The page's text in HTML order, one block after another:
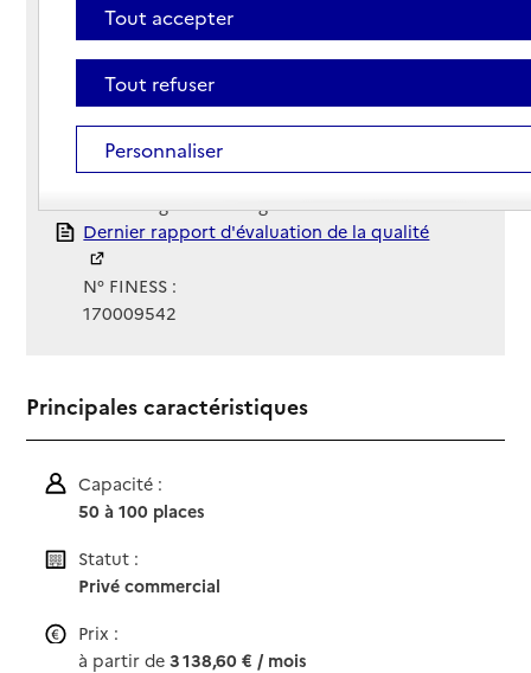
17100 - Fontcouverte
Voir itinéraire
05 46 92 01 19
Contact
Contact
Site Internet
Site internet non renseigné
Gestionnaire :
SAS Le logis de Montignac
Rapport HAS
Dernier rapport d'évaluation de la qualité
N° FINESS :
170009542
Principales caractéristiques
Capacité :
50 à 100 places
Statut :
Privé commercial
Prix :
à partir de3 138,60 € / mois
Tout accepter
Tout refuser
Personnaliser